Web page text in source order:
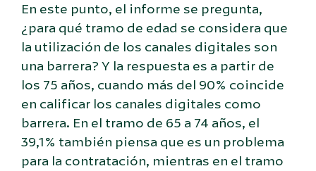
En este punto, el informe se pregunta,
¿para qué tramo de edad se considera que
la utilización de los canales digitales son
una barrera? Y la respuesta es a partir de
los 75 años, cuando más del 90% coincide
en calificar los canales digitales como
barrera. En el tramo de 65 a 74 años, el
39,1% también piensa que es un problema
para la contratación, mientras en el tramo